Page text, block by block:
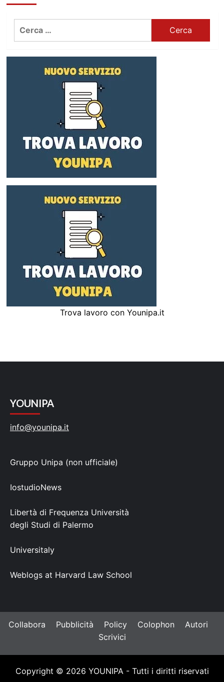
Trova lavoro con Younipa.it
YOUNIPA
info@younipa.it
Gruppo Unipa (non ufficiale)
IostudioNews
Libertà di Frequenza Università
degli Studi di Palermo
Universitaly
Weblogs at Harvard Law School
Collabora Pubblicità Policy Colophon
Autori
Scrivici
Copyright © 2026 YOUNIPA - Tutti i diritti riservati